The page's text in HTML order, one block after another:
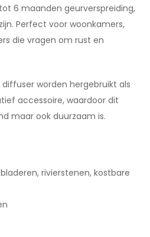
6 maanden geurverspreiding,
Perfect voor woonkamers,
die vragen om rust en
worden hergebruikt als
accessoire, waardoor dit
maar ook duurzaam is.
rivierstenen, kostbare